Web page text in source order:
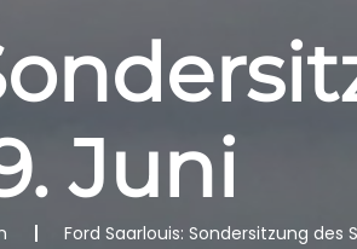
Juni
Ford Saarlouis: Sondersitzung des